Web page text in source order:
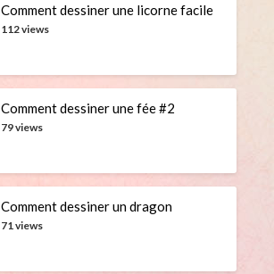
Comment dessiner une licorne facile
112 views
Comment dessiner une fée #2
79 views
Comment dessiner un dragon
71 views